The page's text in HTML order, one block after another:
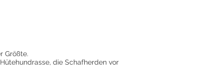
Größte.
die Schafherden vor